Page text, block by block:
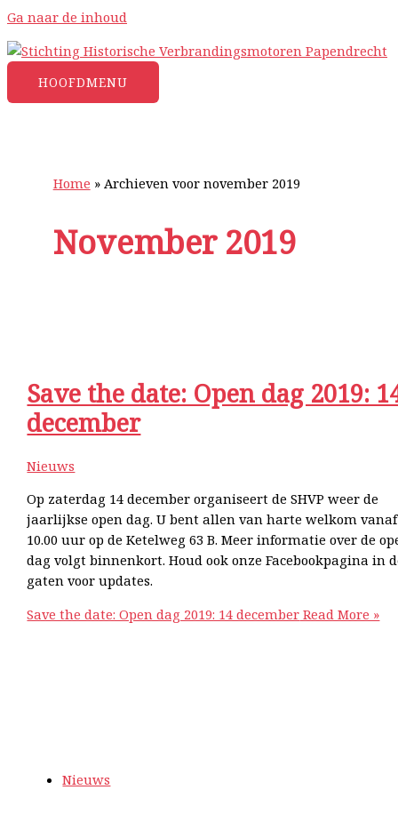
Ga naar de inhoud
HOOFDMENU
Nieuws
Home » Archieven voor november 2019
November 2019
Save the date: Open dag 2019:
december
Nieuws
Op zaterdag 14 december organiseert de SHVP weer de
jaarlijkse open dag. U bent allen van harte welkom vanaf
10.00 uur op de Ketelweg 63 B. Meer informatie over de
dag volgt binnenkort. Houd ook onze Facebookpagina in
gaten voor updates.
Save the date: Open dag 2019: 14 december Read More »